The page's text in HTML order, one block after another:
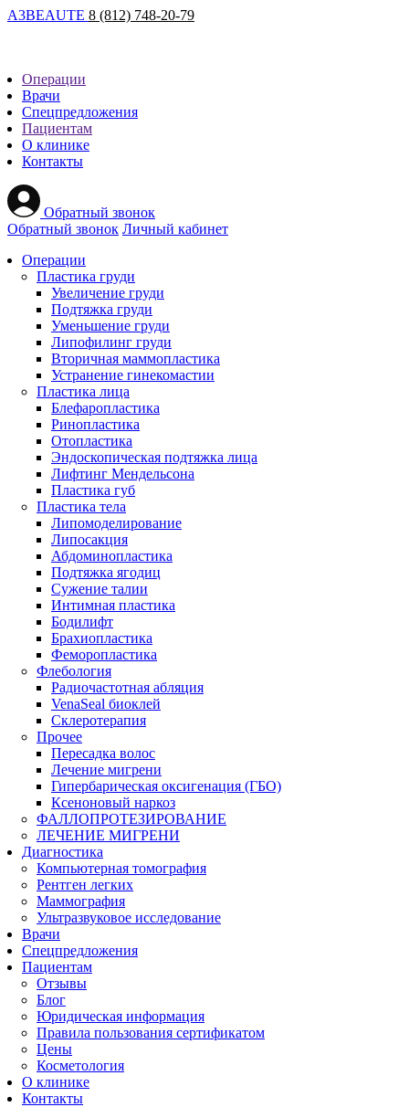
A3BEAUTE 8 (812) 748-20-79
Операции
Врачи
Спецпредложения
Пациентам
О клинике
Контакты
Обратный звонок
Обратный звонок Личный кабинет
Операции
Пластика груди
Увеличение груди
Подтяжка груди
Уменьшение груди
Липофилинг груди
Вторичная маммопластика
Устранение гинекомастии
Пластика лица
Блефаропластика
Ринопластика
Отопластика
Эндоскопическая подтяжка лица
Лифтинг Мендельсона
Пластика губ
Пластика тела
Липомоделирование
Липосакция
Абдоминопластика
Подтяжка ягодиц
Сужение талии
Интимная пластика
Бодилифт
Брахиопластика
Феморопластика
Флебология
Радиочастотная абляция
VenaSeal биоклей
Склеротерапия
Прочее
Пересадка волос
Лечение мигрени
Гипербарическая оксигенация (ГБО)
Ксеноновый наркоз
ФАЛЛОПРОТЕЗИРОВАНИЕ
ЛЕЧЕНИЕ МИГРЕНИ
Диагностика
Компьютерная томография
Рентген легких
Маммография
Ультразвуковое исследование
Врачи
Спецпредложения
Пациентам
Отзывы
Блог
Юридическая информация
Правила пользования сертификатом
Цены
Косметология
О клинике
Контакты